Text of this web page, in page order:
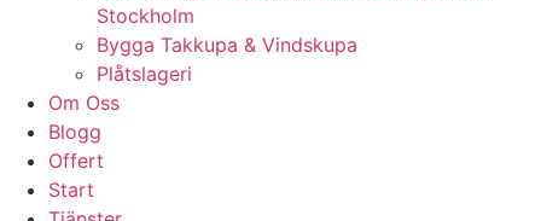
Stockholm
Bygga Takkupa & Vindskupa
Plåtslageri
Om Oss
Blogg
Offert
Start